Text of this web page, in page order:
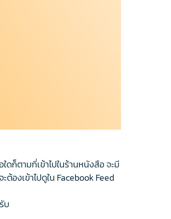
ดก็ตามที่เข้าไปในร้านหนังสือ จะมี
องเข้าไปดูใน Facebook Feed
บ